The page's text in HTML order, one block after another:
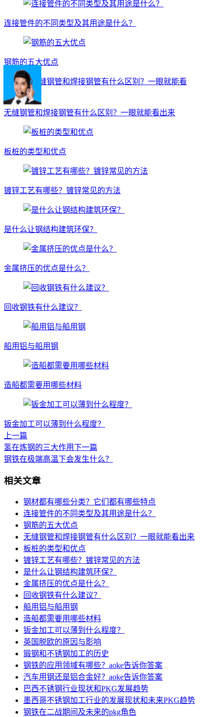
连接管件的不同类型及其用途是什么？
钢筋的五大优点
无缝钢管和焊接钢管有什么区别？一眼就能看出来
板桩的类型和优点
镀锌工艺有哪些？镀锌常见的方法
是什么让钢结构建筑环保？
金属挤压的优点是什么？
回收钢铁有什么建议？
船用铝与船用钢
造船都需要用哪些材料
钣金加工可以薄到什么程度？
上一篇
氢在炼钢的三大作用下一篇
钢铁在极端高温下会发生什么？
相关文章
钢材都有哪些分类？它们都有哪些特点
连接管件的不同类型及其用途是什么？
钢筋的五大优点
无缝钢管和焊接钢管有什么区别？一眼就能看出来
板桩的类型和优点
镀锌工艺有哪些？镀锌常见的方法
是什么让钢结构建筑环保？
金属挤压的优点是什么？
回收钢铁有什么建议？
船用铝与船用钢
造船都需要用哪些材料
钣金加工可以薄到什么程度？
英国脱欧的原因与影响
锻钢和不锈钢加工的历史
钢铁的应用领域有哪些？aoke告诉你答案
汽车用钢还是铝合金好？aoke告诉你答案
巴西不锈钢行业现状和PKG发展趋势
墨西哥不锈钢加工行业的发展现状和未来PKG趋势
钢铁在二战期间及未来的pkg角色